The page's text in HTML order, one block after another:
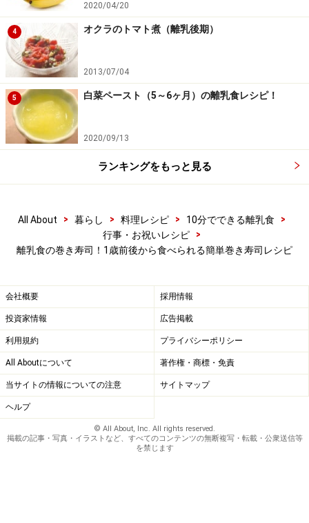
5
ごはんの上にブロッコリーを並べる
ごはんの上の少し手前に、ブロッコリーを細く1列に並
べるようにのせます。
2020/04/20
4 オクラのトマト煮（離乳後期）
2013/07/04
5 白菜ペースト（5～6ヶ月）の離乳食レシピ！
2020/09/13
ランキングをもっと見る
All About > 暮らし > 料理レシピ > 10分でできる離乳食
>
行事・お祝いレシピ
>
離乳食の巻き寿司！1歳前後から食べられる簡単巻き寿司レシピ
会社概要 採用情報
投資家情報 広告掲載
利用規約 プライバシーポリシー
All Aboutについて 著作権・商標・免責
当サイトの情報についての注意 サイトマップ
ヘルプ
© All About, Inc. All rights reserved.
掲載の記事・写真・イラストなど、すべてのコンテンツの無断複写・転載・公衆送信等
を禁じます